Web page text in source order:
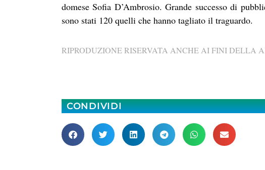
domese Sofia D’Ambrosio. Grande successo di
sono stati 120 quelli che hanno tagliato il traguardo.
RIPRODUZIONE RISERVATA ANCHE AI FINI DELLA
CONDIVIDI